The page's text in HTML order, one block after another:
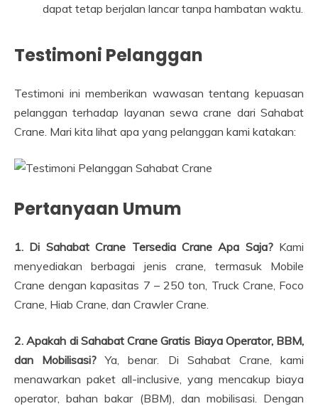
dapat tetap berjalan lancar tanpa hambatan waktu.
Testimoni Pelanggan
Testimoni ini memberikan wawasan tentang kepuasan
pelanggan terhadap layanan sewa crane dari Sahabat
Crane. Mari kita lihat apa yang pelanggan kami katakan:
Pertanyaan Umum
1. Di Sahabat Crane Tersedia Crane Apa Saja?Kami
menyediakan berbagai jenis crane, termasuk Mobile
Crane dengan kapasitas 7 – 250 ton, Truck Crane, Foco
Crane, Hiab Crane, dan Crawler Crane.
2. Apakah di Sahabat Crane Gratis Biaya Operator, BBM,
dan Mobilisasi? Ya, benar. Di Sahabat Crane, kami
menawarkan paket all-inclusive, yang mencakup biaya
operator, bahan bakar (BBM), dan mobilisasi. Dengan